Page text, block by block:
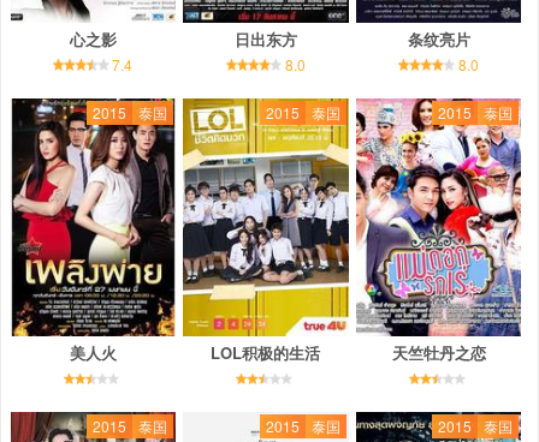
心之影
7.4
日出东方
8.0
条纹亮片
8.0
2015 泰国
美人火
2015 泰国
LOL积极的生活
2015 泰国
天竺牡丹之恋
2015 泰国 2015 泰国 2015 泰国